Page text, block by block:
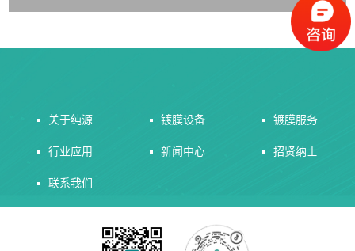
关于纯源 镀膜设备 镀膜服务
行业应用 新闻中心 招贤纳士
联系我们